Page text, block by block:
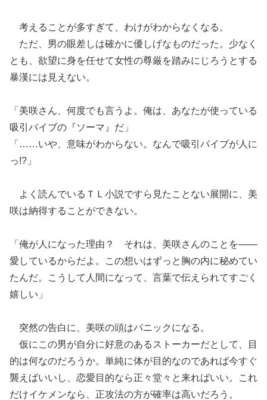
考えることが多すぎて、わけがわからなくなる。
ただ、男の眼差しは確かに優しげなものだった。少なく
とも、欲望に身を任せて女性の尊厳を踏みにじろうとする
暴漢には見えない。
「美咲さん、何度でも言うよ。俺は、あなたが使っている
吸引バイブの『ソーマ』だ」
「……いや、意味がわからない。なんで吸引バイブが人に
っ!?」
よく読んでいるＴＬ小説ですら見たことない展開に、美
咲は納得することができない。
「俺が人になった理由？ それは、美咲さんのことを――
愛しているからだよ。この想いはずっと胸の内に秘めてい
たんだ。こうして人間になって、言葉で伝えられてすごく
嬉しい」
突然の告白に、美咲の頭はパニックになる。
仮にこの男が自分に好意のあるストーカーだとして、目
的は何なのだろうか。単純に体が目的なのであれば今すぐ
襲えばいいし、恋愛目的なら正々堂々と来ればいい。これ
だけイケメンなら、正攻法の方が確率は高いだろう。